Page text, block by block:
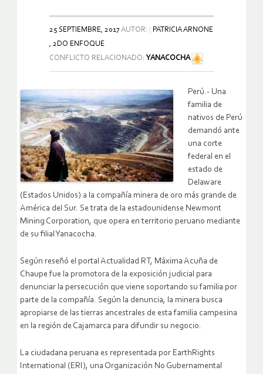
25 SEPTIEMBRE, 2017AUTOR:
PATRICIA ARNONE
, 2DO ENFOQUE
CONFLICTO RELACIONADO: YANACOCHA
Perú.- Una
familia de
nativos de Perú
demandó ante
una corte
federal en el
estado de
Delaware
(Estados Unidos) a la compañía minera de oro más grande de
América del Sur. Se trata de la estadounidense Newmont
Mining Corporation, que opera en territorio peruano mediante
de su filial Yanacocha.
Según reseñó el portal Actualidad RT, Máxima Acuña de
Chaupe fue la promotora de la exposición judicial para
denunciar la persecución que viene soportando su familia por
parte de la compañía. Según la denuncia, la minera busca
apropiarse de las tierras ancestrales de esta familia campesina
en la región de Cajamarca para difundir su negocio.
La ciudadana peruana es representada por EarthRights
International (ERI), una Organización No Gubernamental